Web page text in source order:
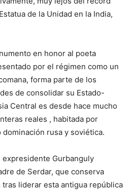
de la Unidad en la India,
en honor al poeta
por el régimen como un
forma parte de los
de consolidar su Estado-
Central es desde hace mucho
reales , habitada por
rusa y soviética.
Gurbanguly
de Serdar, que conserva
liderar esta antigua república